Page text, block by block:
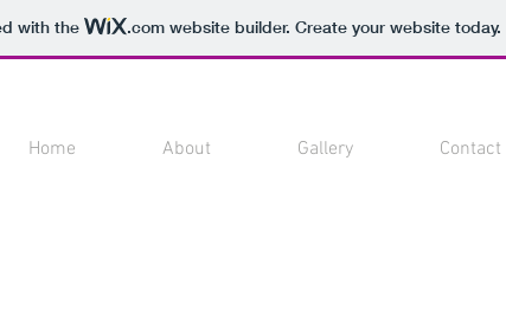
with the .comwebsite builder. Create your website today.
Home About Gallery Contact